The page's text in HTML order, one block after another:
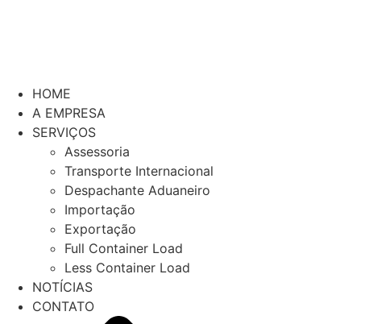
HOME
A EMPRESA
SERVIÇOS
Assessoria
Transporte Internacional
Despachante Aduaneiro
Importação
Exportação
Full Container Load
Less Container Load
NOTÍCIAS
CONTATO